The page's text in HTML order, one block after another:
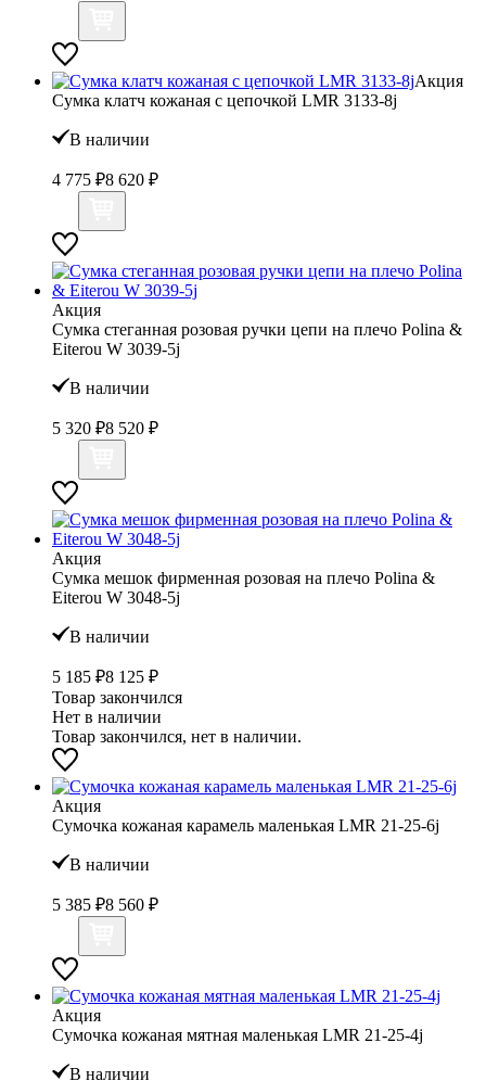
Акция
Сумка клатч кожаная с цепочкой LMR 3133-8j
В наличии
4 775 ₽8 620 ₽
Акция
Сумка стеганная розовая ручки цепи на плечо Polina &
Eiterou W 3039-5j
В наличии
5 320 ₽8 520 ₽
Акция
Сумка мешок фирменная розовая на плечо Polina &
Eiterou W 3048-5j
В наличии
5 185 ₽8 125 ₽
Товар закончился
Нет в наличии
Товар закончился, нет в наличии.
Акция
Сумочка кожаная карамель маленькая LMR 21-25-6j
В наличии
5 385 ₽8 560 ₽
Акция
Сумочка кожаная мятная маленькая LMR 21-25-4j
В наличии